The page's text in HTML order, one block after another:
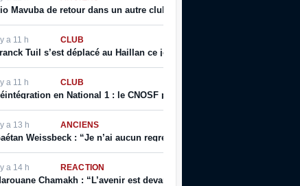
Mavuba de retour dans un autre club qu’il connait bien ?
a 11 h CLUB
Tuil s’est déplacé au Haillan ce jour
a 11 h CLUB
en National 1 : le CNOSF privilégierait un retour devant la
a 13 h ANCIENS
Weissbeck : “Je n’ai aucun regret sur mon choix qui a été fait
a 14 h RÉACTION
Chamakh : “L’avenir est devant nous, et je serai bientôt prêt”